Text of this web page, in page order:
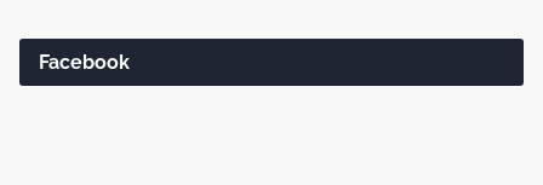
Facebook